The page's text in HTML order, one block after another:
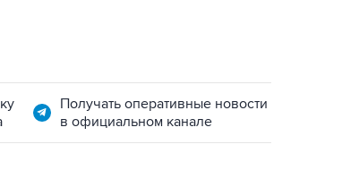
Получать оперативные новости
в официальном канале